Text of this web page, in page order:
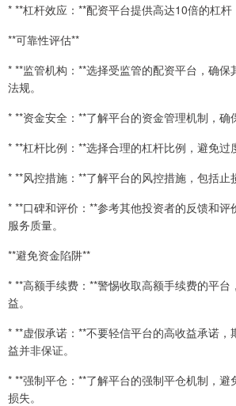
* **杠杆效应：**配资平台提供高达10倍的杠杆
**可靠性评估**
* **监管机构：**选择受监管的配资平台，确
法规。
* **资金安全：**了解平台的资金管理机制，确
* **杠杆比例：**选择合理的杠杆比例，避免过
* **风控措施：**了解平台的风控措施，包括止
* **口碑和评价：**参考其他投资者的反馈和评
服务质量。
**避免资金陷阱**
* **高额手续费：**警惕收取高额手续费的平台
益。
* **虚假承诺：**不要轻信平台的高收益承诺，
益并非保证。
* **强制平仓：**了解平台的强制平仓机制，避
损失。